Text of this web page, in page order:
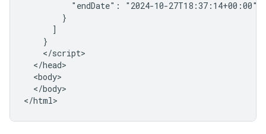
          "endDate": "2024-10-27T18:37:14+00:00"
        }
      ]
    }
    </script>
  </head>
  <body>
  </body>
</html>